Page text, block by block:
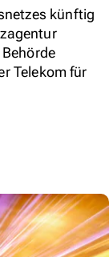
künftig
Telekom für